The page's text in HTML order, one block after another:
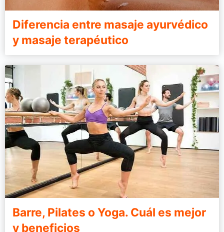
Diferencia entre masaje ayurvédico
y masaje terapéutico
Barre, Pilates o Yoga. Cuál es mejor
y beneficios